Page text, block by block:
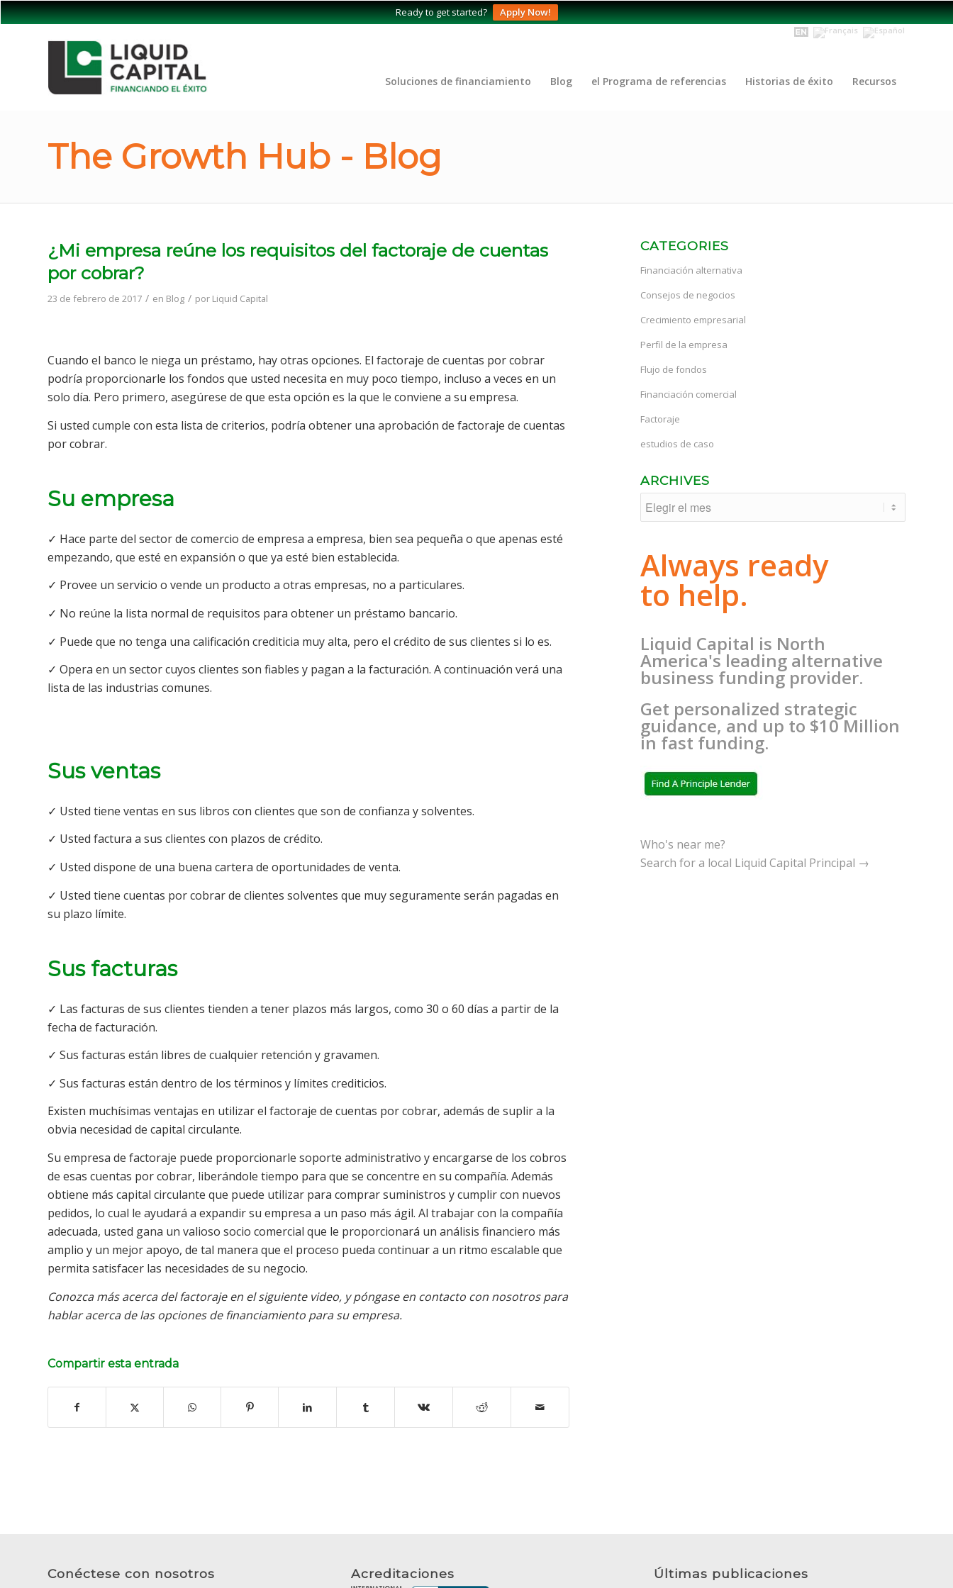
Ready to get started? Apply Now!
Soluciones de financiamiento Blog el Programa de referencias Historias de éxito Recursos
The Growth Hub - Blog
¿Mi empresa reúne los requisitos del factoraje de cuentas
por cobrar?
23 de febrero de 2017 / en Blog / por Liquid Capital
Cuando el banco le niega un préstamo, hay otras opciones. El factoraje de cuentas por cobrar
podría proporcionarle los fondos que usted necesita en muy poco tiempo, incluso a veces en un
solo día. Pero primero, asegúrese de que esta opción es la que le conviene a su empresa.
Si usted cumple con esta lista de criterios, podría obtener una aprobación de factoraje de cuentas
por cobrar.
Su empresa
✓ Hace parte del sector de comercio de empresa a empresa, bien sea pequeña o que apenas esté
empezando, que esté en expansión o que ya esté bien establecida.
✓ Provee un servicio o vende un producto a otras empresas, no a particulares.
✓ No reúne la lista normal de requisitos para obtener un préstamo bancario.
✓ Puede que no tenga una calificación crediticia muy alta, pero el crédito de sus clientes si lo es.
✓ Opera en un sector cuyos clientes son fiables y pagan a la facturación. A continuación verá una
lista de las industrias comunes.
Sus ventas
✓ Usted tiene ventas en sus libros con clientes que son de confianza y solventes.
✓ Usted factura a sus clientes con plazos de crédito.
✓ Usted dispone de una buena cartera de oportunidades de venta.
✓ Usted tiene cuentas por cobrar de clientes solventes que muy seguramente serán pagadas en
su plazo límite.
Sus facturas
✓ Las facturas de sus clientes tienden a tener plazos más largos, como 30 o 60 días a partir de la
fecha de facturación.
✓ Sus facturas están libres de cualquier retención y gravamen.
✓ Sus facturas están dentro de los términos y límites crediticios.
Existen muchísimas ventajas en utilizar el factoraje de cuentas por cobrar, además de suplir a la
obvia necesidad de capital circulante.
Su empresa de factoraje puede proporcionarle soporte administrativo y encargarse de los cobros
de esas cuentas por cobrar, liberándole tiempo para que se concentre en su compañía. Además
obtiene más capital circulante que puede utilizar para comprar suministros y cumplir con nuevos
pedidos, lo cual le ayudará a expandir su empresa a un paso más ágil. Al trabajar con la compañía
adecuada, usted gana un valioso socio comercial que le proporcionará un análisis financiero más
amplio y un mejor apoyo, de tal manera que el proceso pueda continuar a un ritmo escalable que
permita satisfacer las necesidades de su negocio.
Conozca más acerca del factoraje en el siguiente video, y póngase en contacto con nosotros para
hablar acerca de las opciones de financiamiento para su empresa.
Compartir esta entrada
CATEGORIES
Financiación alternativa
Consejos de negocios
Crecimiento empresarial
Perfil de la empresa
Flujo de fondos
Financiación comercial
Factoraje
estudios de caso
ARCHIVES
Always ready
to help.
Liquid Capital is North
America's leading alternative
business funding provider.
Get personalized strategic
guidance, and up to $10 Million
in fast funding.
Who's near me?
Search for a local Liquid Capital Principal →
Conéctese con nosotros Acreditaciones Últimas publicaciones